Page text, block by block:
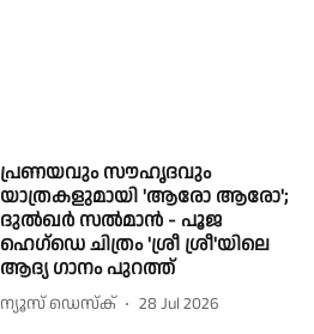
പ്രണയവും സൗഹൃദവും
യാത്രകളുമായി 'ആരോ ആരോ';
ദുൽഖർ സൽമാൻ - പൂജ
ഹെഗ്ഡെ ചിത്രം 'ശ്രീ ശ്രീ'യിലെ
ആദ്യ ഗാനം പുറത്ത്
ന്യൂസ് ഡെസ്ക് 28 Jul 2026